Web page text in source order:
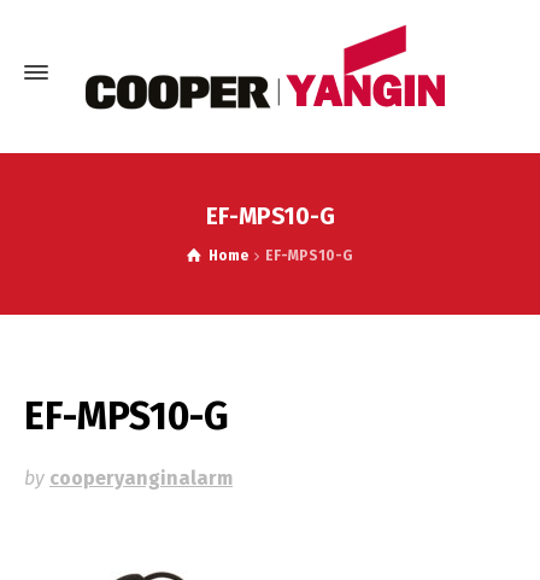
EF-MPS10-G
Home EF-MPS10-G
EF-MPS10-G
by cooperyanginalarm